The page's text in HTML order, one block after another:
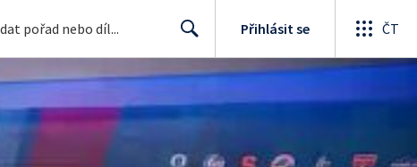
Přihlásit se ČT